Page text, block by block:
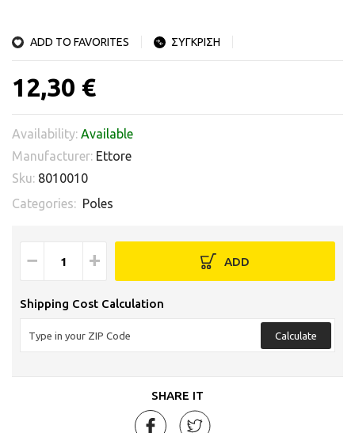
ADD TO FAVORITES ΣΥΓΚΡΙΣΗ
12,30 €
Availability: Available
Manufacturer: Ettore
Sku: 8010010
Categories: Poles
− + ADD
Shipping Cost Calculation
Calculate
SHARE IT